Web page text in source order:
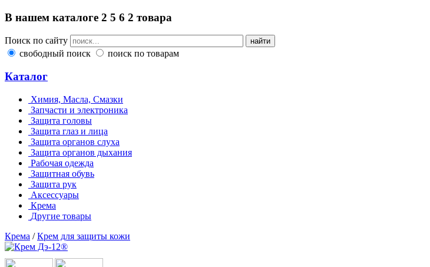
В нашем каталоге 2 5 6 2 товара
Поиск по сайту
свободный поиск
поиск по товарам
Каталог
Химия, Масла, Смазки
Запчасти и электроника
Защита головы
Защита глаз и лица
Защита органов слуха
Защита органов дыхания
Рабочая одежда
Защитная обувь
Защита рук
Аксессуары
Крема
Другие товары
Крема /Крем для защиты кожи